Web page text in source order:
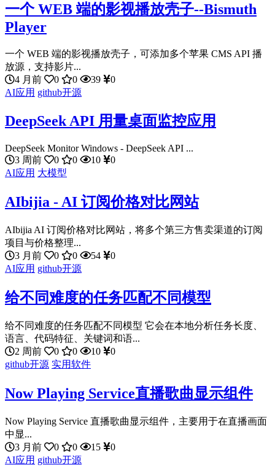
一个 WEB 端的影视播放壳子--Bismuth
Player
一个 WEB 端的影视播放壳子，可添加多个苹果 CMS API 播
放源，支持影片...
4 月前
0 0 39
0
AI应用 github开源
DeepSeek API 用量桌面监控应用
DeepSeek Monitor Windows - DeepSeek API ...
3 周前
0 0 10
0
AI应用 大模型
AIbijia - AI 订阅价格对比网站
AIbijia AI 订阅价格对比网站，将多个第三方售卖渠道的订阅
项目与价格整理...
3 月前
0 0 54
0
AI应用 github开源
给不同难度的任务匹配不同模型
给不同难度的任务匹配不同模型 它会在本地分析任务长度、
语言、代码特征、关键词和语...
2 周前
0 0 10
0
github开源 实用软件
Now Playing Service直播歌曲显示组件
Now Playing Service 直播歌曲显示组件，主要用于在直播画面
中显...
3 月前
0 0 15
0
AI应用 github开源